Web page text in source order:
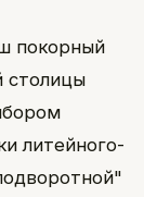
покорный
столицы
литейного-